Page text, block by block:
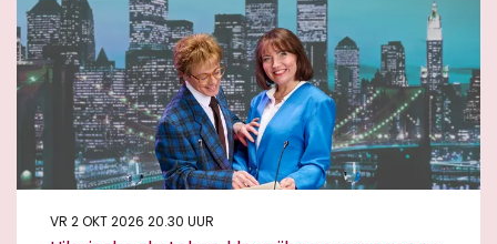
VR 2 OKT 2026 20.30 UUR